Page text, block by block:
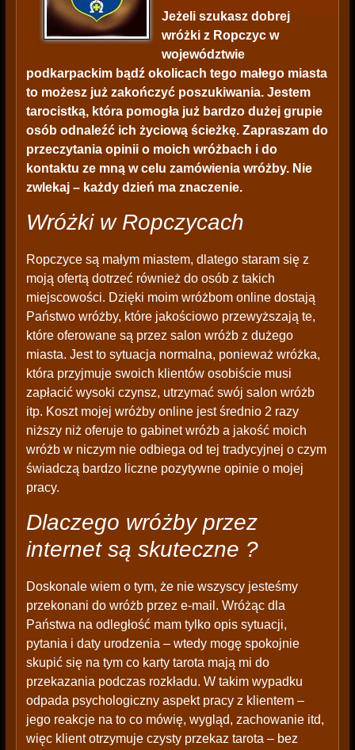
Jeżeli szukasz dobrej
wróżki z Ropczyc w
województwie
podkarpackim bądź okolicach tego małego miasta
to możesz już zakończyć poszukiwania. Jestem
tarocistką, która pomogła już bardzo dużej grupie
osób odnaleźć ich życiową ścieżkę. Zapraszam do
przeczytania opinii o moich wróżbach i do
kontaktu ze mną w celu zamówienia wróżby. Nie
zwlekaj – każdy dzień ma znaczenie.
Wróżki w Ropczycach
Ropczyce są małym miastem, dlatego staram się z
moją ofertą dotrzeć również do osób z takich
miejscowości. Dzięki moim wróżbom online dostają
Państwo wróżby, które jakościowo przewyższają te,
które oferowane są przez salon wróżb z dużego
miasta. Jest to sytuacja normalna, ponieważ wróżka,
która przyjmuje swoich klientów osobiście musi
zapłacić wysoki czynsz, utrzymać swój salon wróżb
itp. Koszt mojej wróżby online jest średnio 2 razy
niższy niż oferuje to gabinet wróżb a jakość moich
wróżb w niczym nie odbiega od tej tradycyjnej o czym
świadczą bardzo liczne pozytywne opinie o mojej
pracy.
Dlaczego wróżby przez
internet są skuteczne ?
Doskonale wiem o tym, że nie wszyscy jesteśmy
przekonani do wróżb przez e-mail. Wróżąc dla
Państwa na odległość mam tylko opis sytuacji,
pytania i daty urodzenia – wtedy mogę spokojnie
skupić się na tym co karty tarota mają mi do
przekazania podczas rozkładu. W takim wypadku
odpada psychologiczny aspekt pracy z klientem –
jego reakcje na to co mówię, wygląd, zachowanie itd,
więc klient otrzymuje czysty przekaz tarota – bez